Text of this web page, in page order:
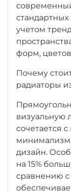
учетом
форм,
Почему
радиаторы
визуальную
сочетается
минимализм,
дизайн.
на 15%
сравнению с